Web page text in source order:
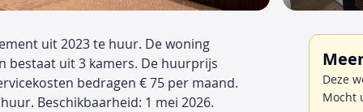
uit 2023 te huur. De woning
bestaat uit 3 kamers. De huurprijs
bedragen € 75 per maand.
Beschikbaarheid: 1 mei 2026.
Deze
Mocht